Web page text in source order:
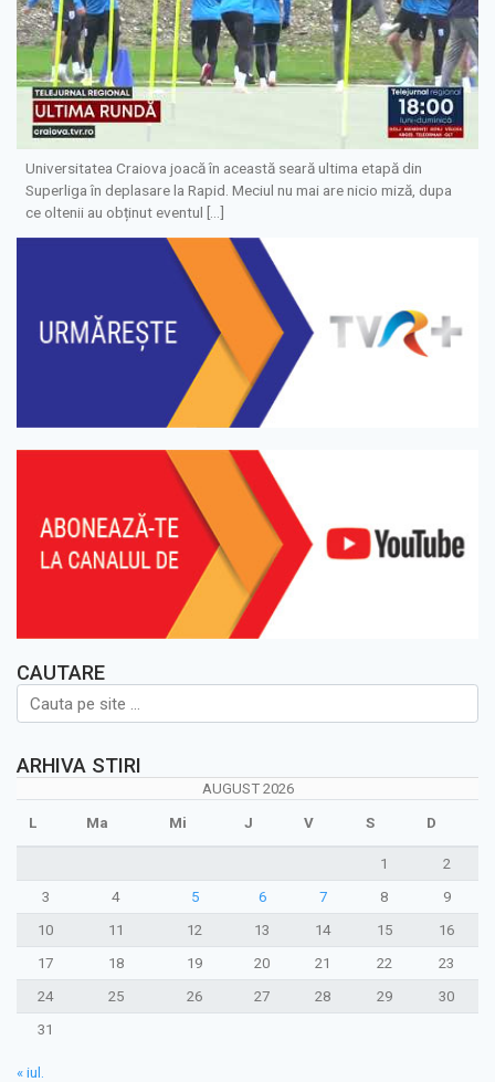
Universitatea Craiova joacă în această seară ultima etapă din
Superliga în deplasare la Rapid. Meciul nu mai are nicio miză, dupa
ce oltenii au obținut eventul […]
CAUTARE
ARHIVA STIRI
AUGUST 2026
L Ma Mi J V S D
1
2
3
4 5 6 7 8
9
10
11 12 13 14 15
16
17
18 19 20 21 22
23
24
25 26 27 28 29
30
31
« iul.